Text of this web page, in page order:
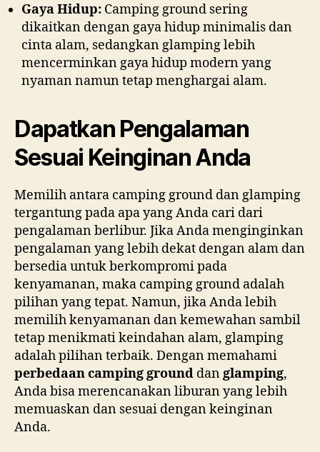
Gaya Hidup: Camping ground sering
dikaitkan dengan gaya hidup minimalis dan
cinta alam, sedangkan glamping lebih
mencerminkan gaya hidup modern yang
nyaman namun tetap menghargai alam.
Dapatkan Pengalaman
Sesuai Keinginan Anda
Memilih antara camping ground dan glamping
tergantung pada apa yang Anda cari dari
pengalaman berlibur. Jika Anda menginginkan
pengalaman yang lebih dekat dengan alam dan
bersedia untuk berkompromi pada
kenyamanan, maka camping ground adalah
pilihan yang tepat. Namun, jika Anda lebih
memilih kenyamanan dan kemewahan sambil
tetap menikmati keindahan alam, glamping
adalah pilihan terbaik. Dengan memahami
perbedaan camping ground danglamping,
Anda bisa merencanakan liburan yang lebih
memuaskan dan sesuai dengan keinginan
Anda.